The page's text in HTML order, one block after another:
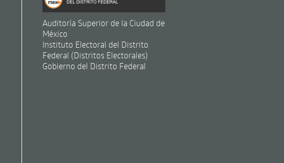
Auditoría Superior de la Ciudad de
México
Instituto Electoral del Distrito
Federal (Distritos Electorales)
Gobierno del Distrito Federal